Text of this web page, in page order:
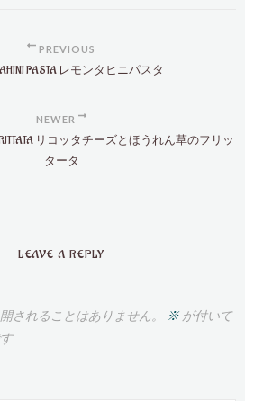
PREVIOUS
PASTA レモンタヒニパスタ
NEWER
FRITTATA リコッタチーズとほうれん草のフリッ
タータ
LEAVE A REPLY
されることはありません。 ※が付いて